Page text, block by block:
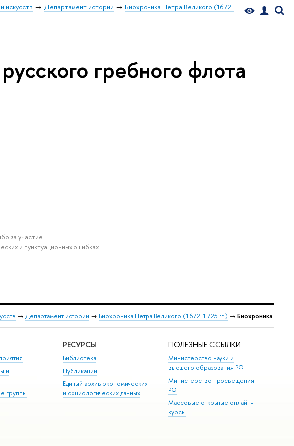
искусств Департамент истории
Биохроника Петра Великого (1672-
гребного флота
за участие!
и пунктуационных ошибках.
→ Департамент истории → Биохроника Петра Великого (1672-1725 гг.) → Биохроника
и
группы
РЕСУРСЫ
Библиотека
Публикации
Единый архив экономических
и социологических данных
ПОЛЕЗНЫЕ ССЫЛКИ
Министерство науки и
высшего образования РФ
Министерство просвещения
РФ
Массовые открытые онлайн-
курсы